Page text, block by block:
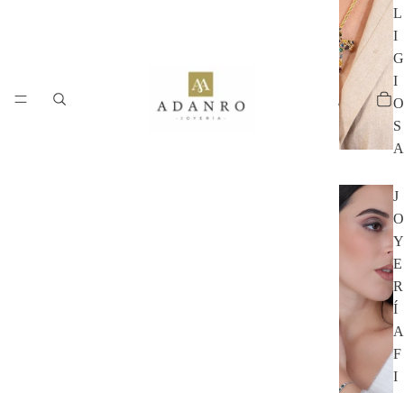
L
I
G
I
O
S
A
J
O
Y
E
R
Í
A
F
I